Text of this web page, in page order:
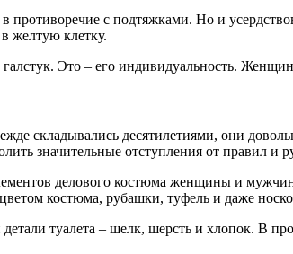
противоречие с подтяжками. Но и
желтую клетку.
Это – его индивидуальность.
складывались десятилетиями, они
значительные отступления от правил
делового костюма женщины и
цветом костюма, рубашки, туфель и даже
туалета – шелк, шерсть и хлопок. В